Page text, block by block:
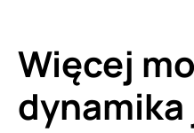
Więcej
dynamika